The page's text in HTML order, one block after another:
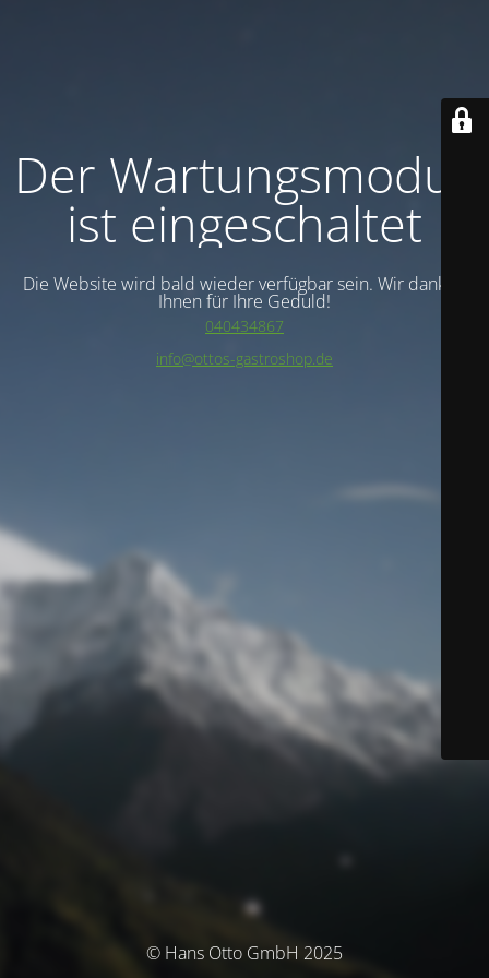
Der Wartungsmodus
ist eingeschaltet
Die Website wird bald wieder verfügbar sein. Wir danken
Ihnen für Ihre Geduld!
040434867
info@ottos-gastroshop.de
© Hans Otto GmbH 2025